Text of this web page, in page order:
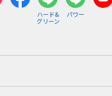
ハード&
グリーン
パワー